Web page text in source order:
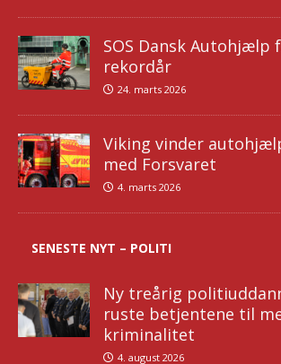
SOS Dansk Autohjælp
rekordår
24. marts 2026
Viking vinder
med Forsvaret
4. marts 2026
SENESTE NYT – POLITI
Ny treårig
ruste betjentene til
kriminalitet
4. august 2026